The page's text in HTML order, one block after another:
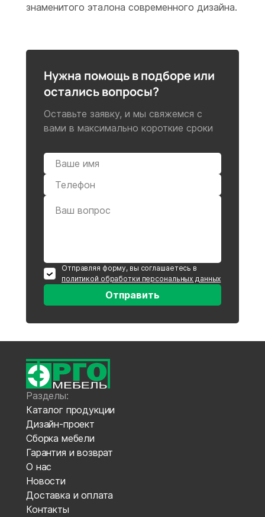
знаменитого эталона современного дизайна.
Нужна помощь в подборе или
остались вопросы?
Оставьте заявку, и мы свяжемся с
вами в максимально короткие сроки
Отправляя форму, вы соглашаетесь в
политикой обработки персональных данных
Отправить
Разделы:
Каталог продукции
Дизайн-проект
Сборка мебели
Гарантия и возврат
О нас
Новости
Доставка и оплата
Контакты